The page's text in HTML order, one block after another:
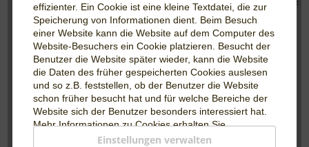
effizienter. Ein Cookie ist eine kleine Textdatei, die zur
Speicherung von Informationen dient. Beim Besuch
einer Website kann die Website auf dem Computer des
Website-Besuchers ein Cookie platzieren. Besucht der
Benutzer die Website später wieder, kann die Website
die Daten des früher gespeicherten Cookies auslesen
und so z.B. feststellen, ob der Benutzer die Website
schon früher besucht hat und für welche Bereiche der
Website sich der Benutzer besonders interessiert hat.
Mehr Informationen zu Cookies erhalten Sie
WIKIPEDIA.
Einstellungen verwalten